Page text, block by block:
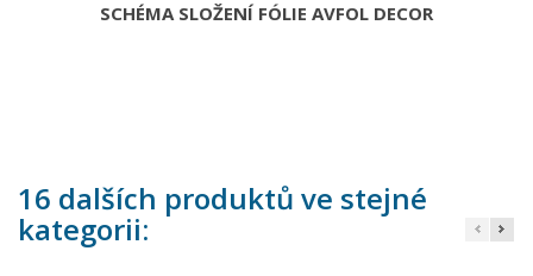
SCHÉMA SLOŽENÍ FÓLIE AVFOL DECOR
16 dalších produktů ve stejné
kategorii: